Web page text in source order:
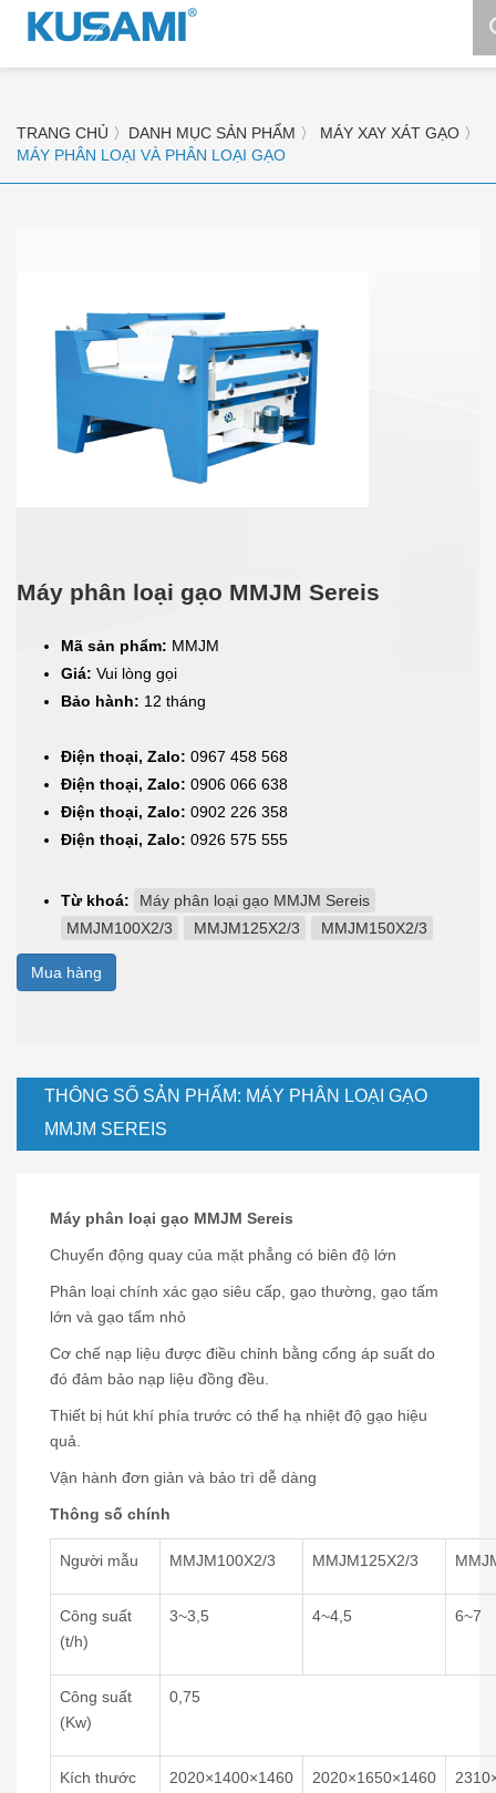
TRANG CHỦ 〉 DANH MỤC SẢN PHẨM 〉 MÁY XAY XÁT GẠO 〉
MÁY PHÂN LOẠI VÀ PHÂN LOẠI GẠO
Máy phân loại gạo MMJM Sereis
Mã sản phẩm: MMJM
Giá: Vui lòng gọi
Bảo hành: 12 tháng
Điện thoại, Zalo: 0967 458 568
Điện thoại, Zalo: 0906 066 638
Điện thoại, Zalo: 0902 226 358
Điện thoại, Zalo: 0926 575 555
Từ khoá:
Máy phân loại gạo MMJM Sereis
MMJM100X2/3
MMJM125X2/3 MMJM150X2/3
Mua hàng
THÔNG SỐ SẢN PHẨM: MÁY PHÂN LOẠI GẠO
MMJM SEREIS
Máy phân loại gạo MMJM Sereis
Chuyển động quay của mặt phẳng có biên độ lớn
Phân loại chính xác gạo siêu cấp, gạo thường, gạo tấm
lớn và gạo tấm nhỏ
Cơ chế nạp liệu được điều chỉnh bằng cổng áp suất do
đó đảm bảo nạp liệu đồng đều.
Thiết bị hút khí phía trước có thể hạ nhiệt độ gạo hiệu
quả.
Vận hành đơn giản và bảo trì dễ dàng
Thông số chính
Người mẫu MMJM100X2/3 MMJM125X2/3
Công suất
(t/h)
3~3,5 4~4,5 6~7
Công suất
(Kw)
0,75
Kích thước
2020×1400×1460 2020×1650×1460